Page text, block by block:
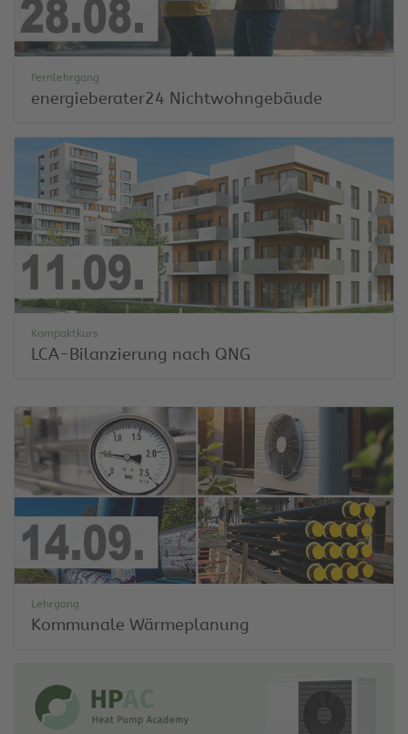
Fernlehrgang
energieberater24 Nichtwohngebäude
Kompaktkurs
LCA-Bilanzierung nach QNG
Lehrgang
Kommunale Wärmeplanung